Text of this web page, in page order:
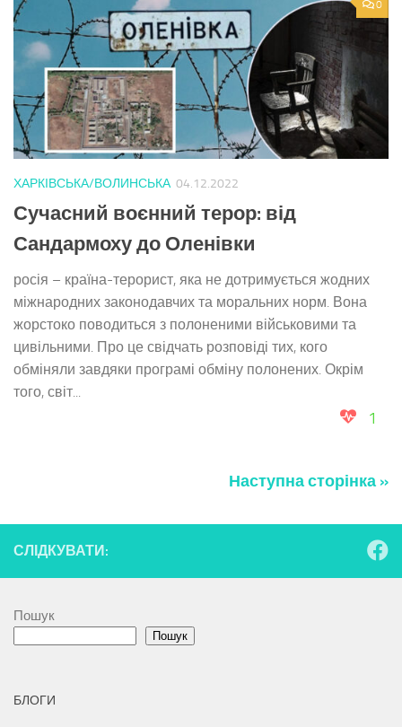
0
ХАРКІВСЬКА/ВОЛИНСЬКА 04.12.2022
Сучасний воєнний терор: від
Сандармоху до Оленівки
росія – країна-терорист, яка не дотримується жодних
міжнародних законодавчих та моральних норм. Вона
жорстоко поводиться з полоненими військовими та
цивільними. Про це свідчать розповіді тих, кого
обміняли завдяки програмі обміну полонених. Окрім
того, світ...
1
Наступна сторінка »
СЛІДКУВАТИ:
Пошук
Пошук
БЛОГИ